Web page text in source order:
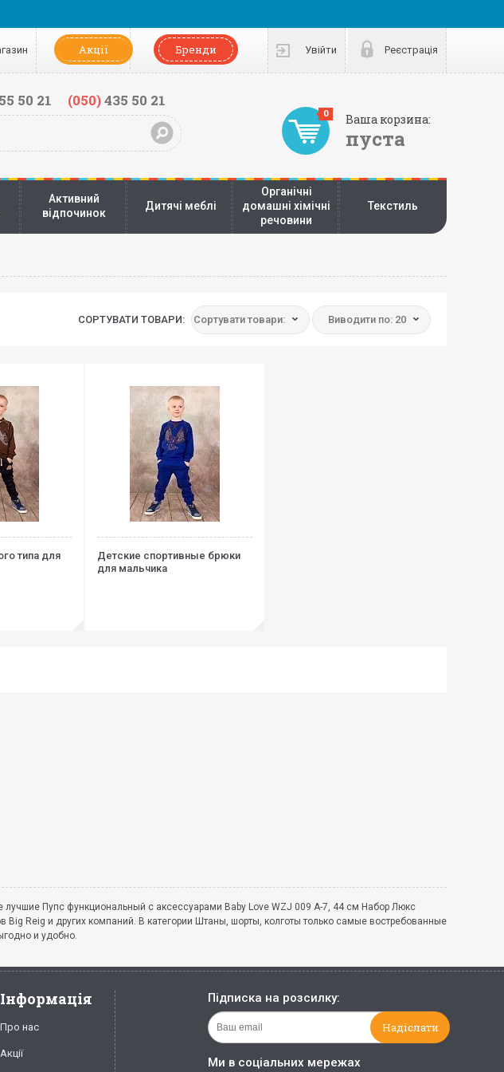
Увійти Реєстрація
Акції Бренди
Ваша корзина:
пуста
0
50 21 (050)435 50 21
Активний
відпочинок
Дитячі меблі
Органічні
домашні хімічні
речовини
Текстиль
СОРТУВАТИ ТОВАРИ: Сортувати товари: Виводити по: 20
типа для
Детские спортивные брюки
для мальчика
Пупс функциональный с аксессуарами Baby Love WZJ 009 А-7, 44 см Набор Люкс
Reig и других компаний. В категории Штаны, шорты, колготы только самые востребованные
и удобно.
Інформація
Про нас
Акції
Підписка на розсилку:
Ми в соціальних мережах